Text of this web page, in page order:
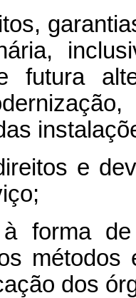
garantias
futura
e
de
dos